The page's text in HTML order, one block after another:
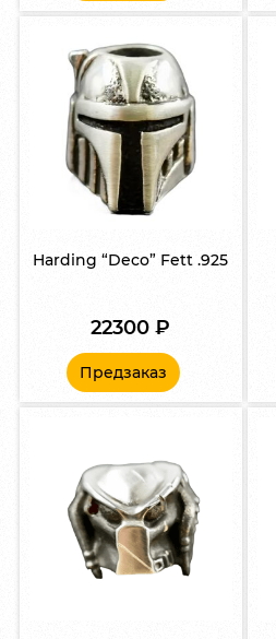
Harding “Deco” Fett .925
22300₽
Предзаказ